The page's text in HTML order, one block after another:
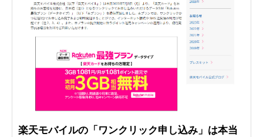
楽天モバイルの「ワンクリック申し込み」は本当